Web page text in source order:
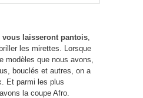
vous laisseront pantois,
les mirettes. Lorsque
modèles que nous avons,
bouclés et autres, on a
Et parmi les plus
la coupe Afro.